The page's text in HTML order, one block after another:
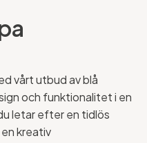
vårt utbud av blå
och funktionalitet i en
letar efter en tidlös
kreativ